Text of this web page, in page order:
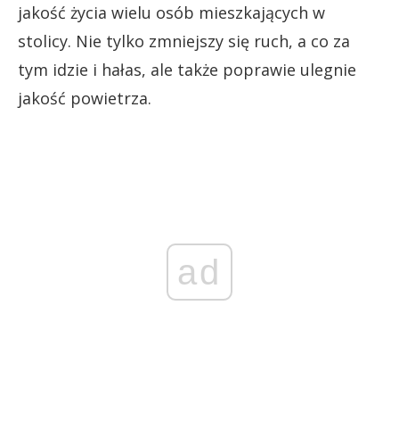
jakość życia wielu osób mieszkających w
stolicy. Nie tylko zmniejszy się ruch, a co za
tym idzie i hałas, ale także poprawie ulegnie
jakość powietrza.
ad